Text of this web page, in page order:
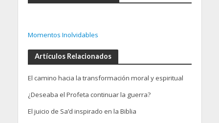
Momentos Inolvidables
Artículos Relacionados
El camino hacia la transformación moral y espiritual
¿Deseaba el Profeta continuar la guerra?
El juicio de Sa’d inspirado en la Biblia